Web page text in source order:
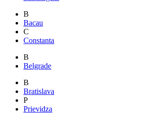
B
Bacau
C
Constanta
B
Belgrade
B
Bratislava
P
Prievidza